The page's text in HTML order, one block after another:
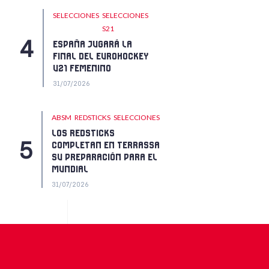
SELECCIONES SELECCIONES
S21
ESPAÑA JUGARÁ LA
FINAL DEL EUROHOCKEY
U21 FEMENINO
31/07/2026
ABSM REDSTICKS SELECCIONES
LOS REDSTICKS
COMPLETAN EN TERRASSA
SU PREPARACIÓN PARA EL
MUNDIAL
31/07/2026